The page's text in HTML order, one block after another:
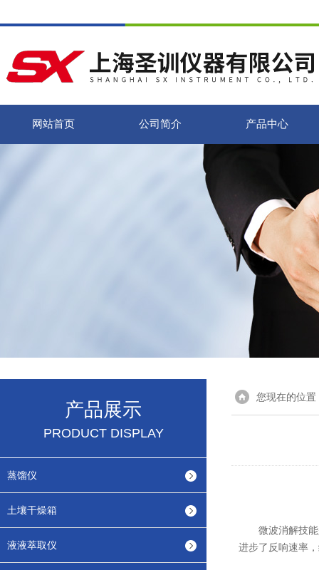
网站首页 公司简介 产品中心
产品展示
PRODUCT DISPLAY
蒸馏仪
土壤干燥箱
液液萃取仪
您现在的位置
微波消解技能
进步了反响速率